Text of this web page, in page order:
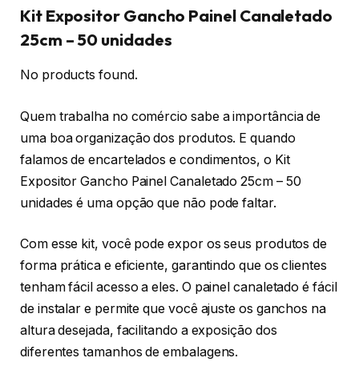
Kit Expositor Gancho Painel Canaletado
25cm – 50 unidades
No products found.
Quem trabalha no comércio sabe a importância de
uma boa organização dos produtos. E quando
falamos de encartelados e condimentos, o Kit
Expositor Gancho Painel Canaletado 25cm – 50
unidades é uma opção que não pode faltar.
Com esse kit, você pode expor os seus produtos de
forma prática e eficiente, garantindo que os clientes
tenham fácil acesso a eles. O painel canaletado é fácil
de instalar e permite que você ajuste os ganchos na
altura desejada, facilitando a exposição dos
diferentes tamanhos de embalagens.